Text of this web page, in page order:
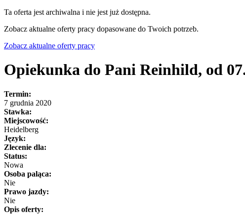
Ta oferta jest archiwalna i nie jest już dostępna.
Zobacz aktualne oferty pracy dopasowane do Twoich potrzeb.
Zobacz aktualne oferty pracy
Opiekunka do Pani Reinhild, od
Termin:
7 grudnia 2020
Stawka:
Miejscowość:
Heidelberg
Język:
Zlecenie dla:
Status:
Nowa
Osoba paląca:
Nie
Prawo jazdy:
Nie
Opis oferty: